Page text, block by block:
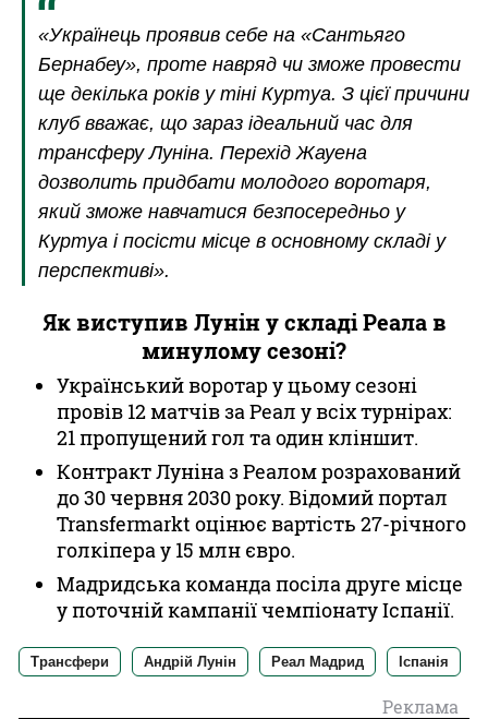
«Українець проявив себе на «Сантьяго
Бернабеу», проте навряд чи зможе провести
ще декілька років у тіні Куртуа. З цієї причини
клуб вважає, що зараз ідеальний час для
трансферу Луніна. Перехід Жауена
дозволить придбати молодого воротаря,
який зможе навчатися безпосередньо у
Куртуа і посісти місце в основному складі у
перспективі».
Як виступив Лунін у складі Реала в
минулому сезоні?
Український воротар у цьому сезоні
провів 12 матчів за Реал у всіх турнірах:
21 пропущений гол та один кліншит.
Контракт Луніна з Реалом розрахований
до 30 червня 2030 року. Відомий портал
Transfermarkt оцінює вартість 27-річного
голкіпера у 15 млн євро.
Мадридська команда посіла друге місце
у поточній кампанії чемпіонату Іспанії.
Трансфери Андрій Лунін Реал Мадрид Іспанія
Реклама